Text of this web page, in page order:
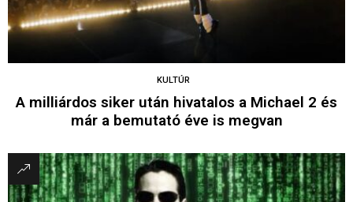
KULTÚR
A milliárdos siker után hivatalos a Michael 2 és
már a bemutató éve is megvan